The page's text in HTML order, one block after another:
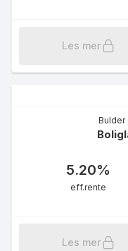
Les mer
Bulder
5.20%
eff.rente
Les mer